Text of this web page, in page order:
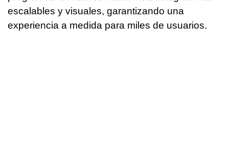
escalables y visuales, garantizando una
experiencia a medida para miles de usuarios.